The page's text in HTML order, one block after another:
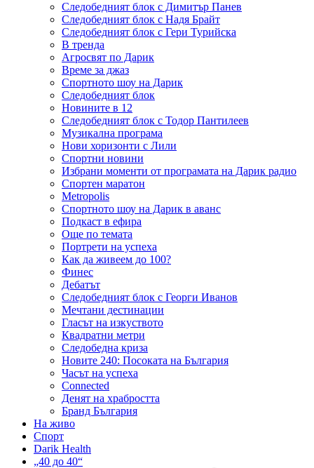
Следобедният блок с Димитър Панев
Следобедният блок с Надя Брайт
Следобедният блок с Гери Турийска
В тренда
Агросвят по Дарик
Време за джаз
Спортното шоу на Дарик
Следобедният блок
Новините в 12
Следобедният блок с Тодор Пантилеев
Музикална програма
Нови хоризонти с Лили
Спортни новини
Избрани моменти от програмата на Дарик радио
Спортен маратон
Metropolis
Спортното шоу на Дарик в аванс
Подкаст в ефира
Още по темата
Портрети на успеха
Как да живеем до 100?
Финес
Дебатът
Следобедният блок с Георги Иванов
Мечтани дестинации
Гласът на изкуството
Квадратни метри
Следобедна криза
Новите 240: Посоката на България
Часът на успеха
Connected
Денят на храбростта
Бранд България
На живо
Спорт
Darik Health
„40 до 40“